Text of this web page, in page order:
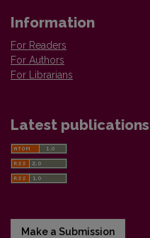
Information
For Readers
For Authors
For Librarians
Latest publications
Make a Submission